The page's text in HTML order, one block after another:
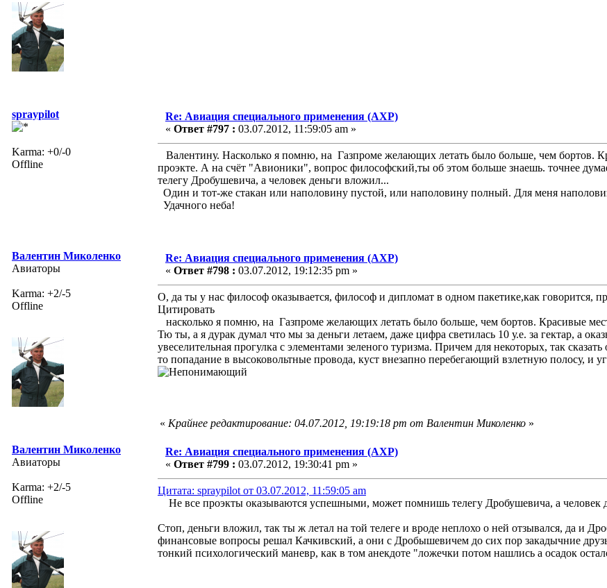
spraypilot
Karma: +0/-0
Offline
Re: Авиация специального применения (АХР)
« Ответ #797 : 03.07.2012, 11:59:05 am »
Валентину. Насколько я помню, на Газпроме желающих летать было больше, чем бортов.
проэкте. А на счёт "Авионики", вопрос философский,ты об этом больше знаешь. точнее
телегу Дробушевича, а человек деньги вложил...
Один и тот-же стакан или наполовину пустой, или наполовину полный. Для меня
Удачного неба!
Валентин Миколенко
Авиаторы
Karma: +2/-5
Offline
Re: Авиация специального применения (АХР)
« Ответ #798 : 03.07.2012, 19:12:35 pm »
О, да ты у нас философ оказывается, философ и дипломат в одном пакетике,как говорится,
Цитировать
насколько я помню, на Газпроме желающих летать было больше, чем бортов. Красивые
Тю ты, а я дурак думал что мы за деньги летаем, даже цифра светилась 10 у.е. за гектар, а
увеселительная прогулка с элементами зеленого туризма. Причем для некоторых, так
то попадание в высоковольтные провода, куст внезапно перебегающий взлетную полосу, и
« Крайнее редактирование: 04.07.2012, 19:19:18 pm от Валентин Миколенко »
Валентин Миколенко
Авиаторы
Karma: +2/-5
Offline
Re: Авиация специального применения (АХР)
« Ответ #799 : 03.07.2012, 19:30:41 pm »
Цитата: spraypilot от 03.07.2012, 11:59:05 am
Не все проэкты оказываются успешными, может помнишь телегу Дробушевича, а человек
Стоп, деньги вложил, так ты ж летал на той телеге и вроде неплохо о ней отзывался, да и
финансовые вопросы решал Качкивский, а они с Дробышевичем до сих пор закадычние
тонкий психологический маневр, как в том анекдоте "ложечки потом нашлись а осадок